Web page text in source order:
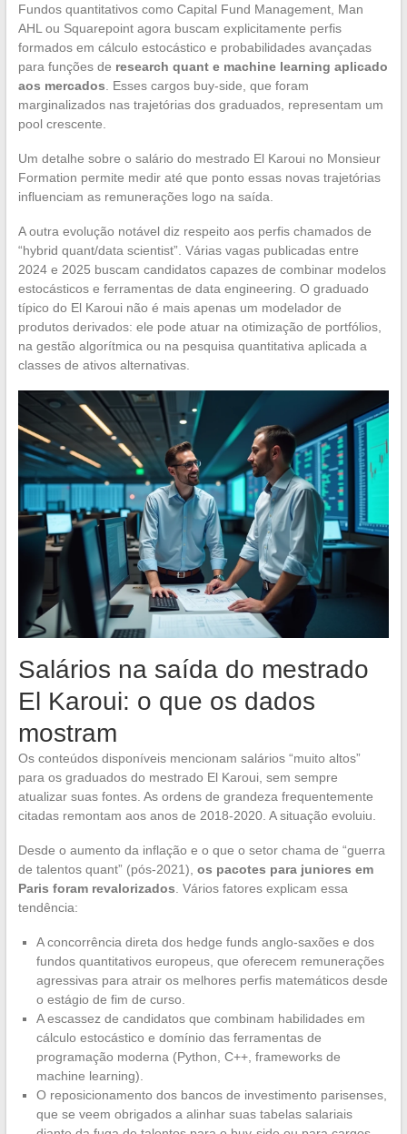
Fundos quantitativos como Capital Fund Management, Man
AHL ou Squarepoint agora buscam explicitamente perfis
formados em cálculo estocástico e probabilidades avançadas
para funções de research quant e machine learning aplicado
aos mercados . Esses cargos buy-side, que foram
marginalizados nas trajetórias dos graduados, representam um
pool crescente.
Um detalhe sobre o salário do mestrado El Karoui no Monsieur
Formation permite medir até que ponto essas novas trajetórias
influenciam as remunerações logo na saída.
A outra evolução notável diz respeito aos perfis chamados de
“hybrid quant/data scientist”. Várias vagas publicadas entre
2024 e 2025 buscam candidatos capazes de combinar modelos
estocásticos e ferramentas de data engineering. O graduado
típico do El Karoui não é mais apenas um modelador de
produtos derivados: ele pode atuar na otimização de portfólios,
na gestão algorítmica ou na pesquisa quantitativa aplicada a
classes de ativos alternativas.
Salários na saída do mestrado
El Karoui: o que os dados
mostram
Os conteúdos disponíveis mencionam salários “muito altos”
para os graduados do mestrado El Karoui, sem sempre
atualizar suas fontes. As ordens de grandeza frequentemente
citadas remontam aos anos de 2018-2020. A situação evoluiu.
Desde o aumento da inflação e o que o setor chama de “guerra
de talentos quant” (pós-2021), os pacotes para juniores em
Paris foram revalorizados . Vários fatores explicam essa
tendência:
A concorrência direta dos hedge funds anglo-saxões e dos
fundos quantitativos europeus, que oferecem remunerações
agressivas para atrair os melhores perfis matemáticos desde
o estágio de fim de curso.
A escassez de candidatos que combinam habilidades em
cálculo estocástico e domínio das ferramentas de
programação moderna (Python, C++, frameworks de
machine learning).
O reposicionamento dos bancos de investimento parisenses,
que se veem obrigados a alinhar suas tabelas salariais